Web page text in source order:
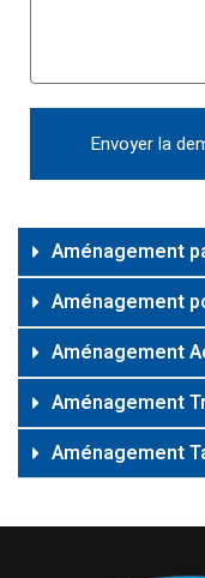
Envoyer la
Aménagement
Aménagement
Aménagement
Aménagement
Aménagement